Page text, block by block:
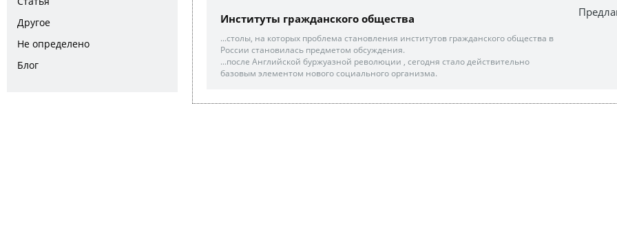
Другое
Не определено
Блог
Институты гражданского общества
...столы, на которых проблема становления институтов гражданского общества в
России становилась предметом обсуждения.
...после Английской буржуазной революции , сегодня стало действительно
базовым элементом нового социального организма.